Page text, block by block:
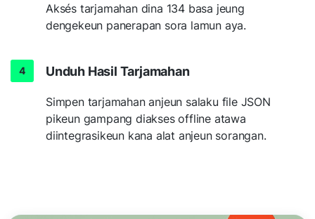
Aksés tarjamahan dina 134 basa jeung
dengekeun panerapan sora lamun aya.
Unduh Hasil Tarjamahan
Simpen tarjamahan anjeun salaku file JSON
pikeun gampang diakses offline atawa
diintegrasikeun kana alat anjeun sorangan.